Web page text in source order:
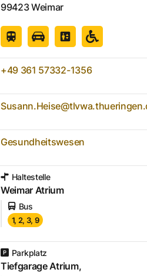
99423Weimar
+49 361 57332-1356
Gesundheitswesen
Haltestelle
Weimar Atrium
Bus
1, 2, 3, 9
Parkplatz
Tiefgarage Atrium,